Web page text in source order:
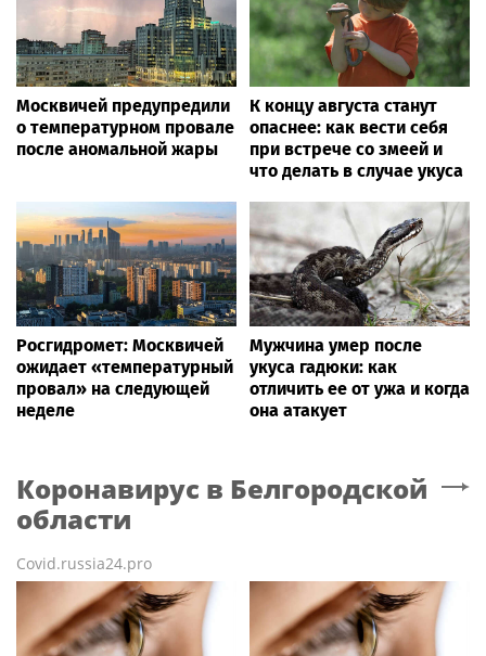
Москвичей предупредили
о температурном провале
после аномальной жары
К концу августа станут
опаснее: как вести себя
при встрече со змеей и
что делать в случае укуса
Росгидромет: Москвичей
ожидает «температурный
провал» на следующей
неделе
Мужчина умер после
укуса гадюки: как
отличить ее от ужа и когда
она атакует
Коронавирус в Белгородской
области
Covid.russia24.pro